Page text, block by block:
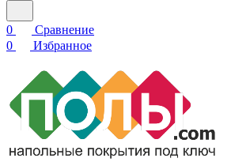
0
Сравнение
0
Избранное